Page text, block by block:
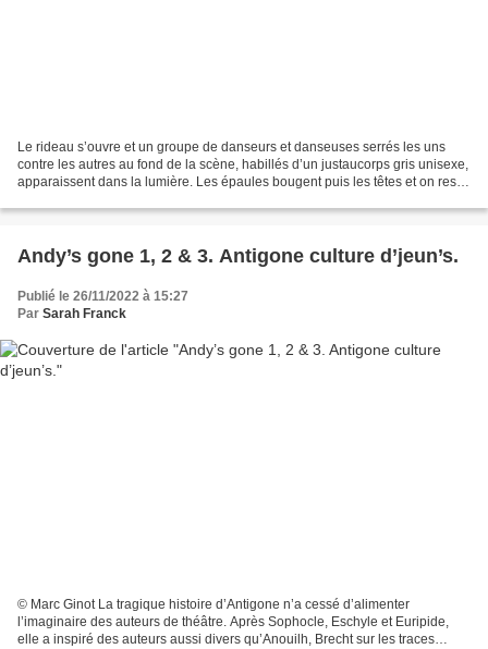
Le rideau s’ouvre et un groupe de danseurs et danseuses serrés les uns
contre les autres au fond de la scène, habillés d’un justaucorps gris unisexe,
apparaissent dans la lumière. Les épaules bougent puis les têtes et on reste
Andy’s gone 1, 2 & 3. Antigone culture d’jeun’s.
Publié le 26/11/2022 à 15:27
Par Sarah Franck
© Marc Ginot La tragique histoire d’Antigone n’a cessé d’alimenter
l’imaginaire des auteurs de théâtre. Après Sophocle, Eschyle et Euripide,
elle a inspiré des auteurs aussi divers qu’Anouilh, Brecht sur les traces